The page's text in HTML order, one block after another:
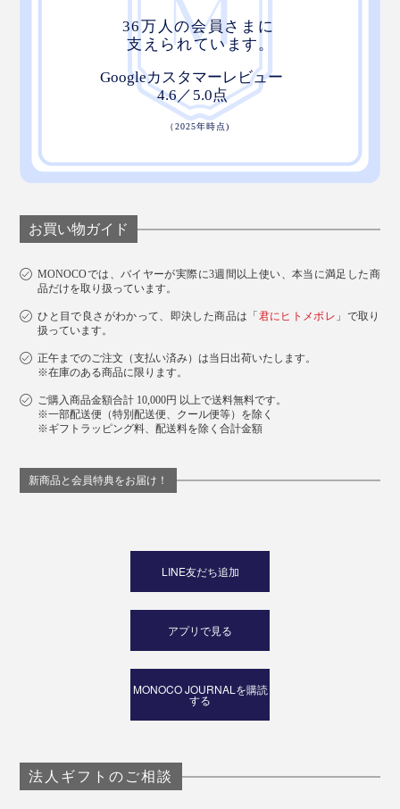
お買い物ガイド
MONOCOでは、バイヤーが実際に3週間以上使い、本当に満足した商
品だけを取り扱っています。
ひと目で良さがわかって、即決した商品は「君にヒトメボレ 」で取り
扱っています。
正午までのご注文（支払い済み）は当日出荷いたします。
※在庫のある商品に限ります。
ご購入商品金額合計 10,000円 以上で送料無料です。
※一部配送便（特別配送便、クール便等）を除く
※ギフトラッピング料、配送料を除く合計金額
新商品と会員特典をお届け！
LINE友だち追加
アプリで見る
MONOCO JOURNALを購読
する
法人ギフトのご相談